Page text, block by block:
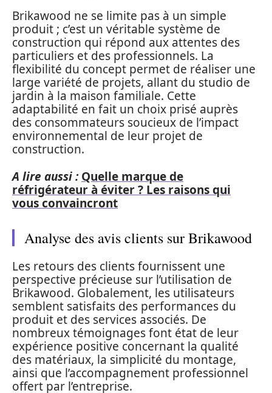
Brikawood ne se limite pas à un simple
produit ; c’est un véritable système de
construction qui répond aux attentes des
particuliers et des professionnels. La
flexibilité du concept permet de réaliser une
large variété de projets, allant du studio de
jardin à la maison familiale. Cette
adaptabilité en fait un choix prisé auprès
des consommateurs soucieux de l’impact
environnemental de leur projet de
construction.
A lire aussi : Quelle marque de
réfrigérateur à éviter ? Les raisons qui
vous convaincront
Analyse des avis clients sur Brikawood
Les retours des clients fournissent une
perspective précieuse sur l’utilisation de
Brikawood. Globalement, les utilisateurs
semblent satisfaits des performances du
produit et des services associés. De
nombreux témoignages font état de leur
expérience positive concernant la qualité
des matériaux, la simplicité du montage,
ainsi que l’accompagnement professionnel
offert par l’entreprise.